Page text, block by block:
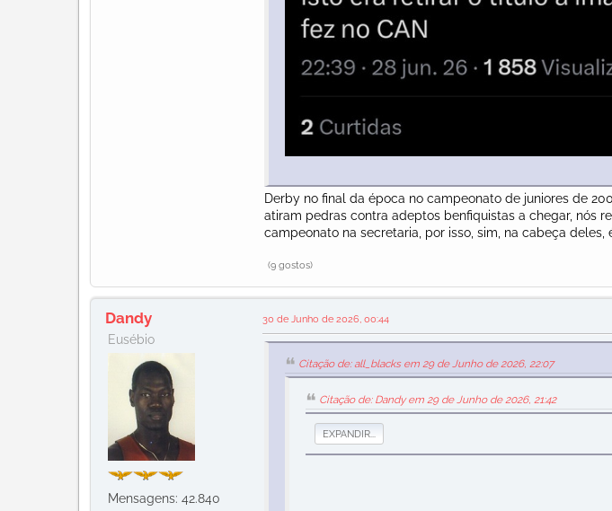
Derby no final da época no campeonato de juniores de
atiram pedras contra adeptos benfiquistas a chegar, nós
campeonato na secretaria, por isso, sim, na cabeça deles,
(9 gostos)
Dandy
Eusébio
Mensagens: 42.840
30 de Junho de 2026, 00:44
Citação de: all_blacks em 29 de Junho de 2026, 22:07
Citação de: Dandy em 29 de Junho de 2026, 21:42
EXPANDIR...